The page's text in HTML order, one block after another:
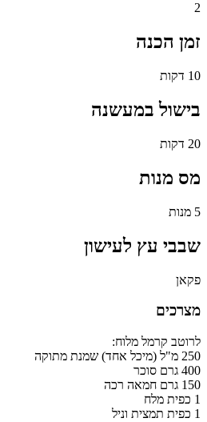
2
זמן הכנה
10 דקות
בישול במעשנה
20 דקות
מס מנות
5 מנות
שבבי עץ לעישון
פקאן
מצרכים
לרוטב קרמל מלוח:
250 מ"ל (מיכל אחד) שמנת מתוקה
400 גרם סוכר
150 גרם חמאה רכה
1 כפית מלח
1 כפית תמצית וניל